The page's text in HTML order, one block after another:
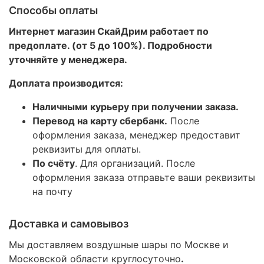
Способы оплаты
Интернет магазин СкайДрим работает по
предоплате. (от 5 до 100%). Подробности
уточняйте у менеджера.
Доплата производится:
Наличными курьеру при получении заказа.
Перевод на карту сбербанк. После
оформления заказа, менеджер предоставит
реквизиты для оплаты.
По счёту. Для организаций. После
оформления заказа отправьте ваши реквизиты
на почту
Доставка и самовывоз
Мы доставляем воздушные шары по Москве и
Московской области круглосуточно.